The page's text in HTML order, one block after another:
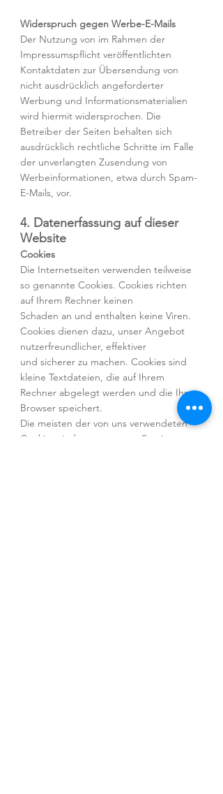
Widerspruch gegen Werbe-E-Mails
Der Nutzung von im Rahmen der
Impressumspflicht veröffentlichten
Kontaktdaten zur Übersendung von
nicht ausdrücklich angeforderter
Werbung und Informationsmaterialien
wird hiermit widersprochen. Die
Betreiber der Seiten behalten sich
ausdrücklich rechtliche Schritte im Falle
der unverlangten Zusendung von
Werbeinformationen, etwa durch Spam-
E-Mails, vor.
4. Datenerfassung auf dieser
Website
Cookies
Die Internetseiten verwenden teilweise
so genannte Cookies. Cookies richten
auf Ihrem Rechner keinen
Schaden an und enthalten keine Viren.
Cookies dienen dazu, unser Angebot
nutzerfreundlicher, effektiver
und sicherer zu machen. Cookies sind
kleine Textdateien, die auf Ihrem
Rechner abgelegt werden und die Ihr
Browser speichert.
Die meisten der von uns verwendeten
Cookies sind so genannte „Session-